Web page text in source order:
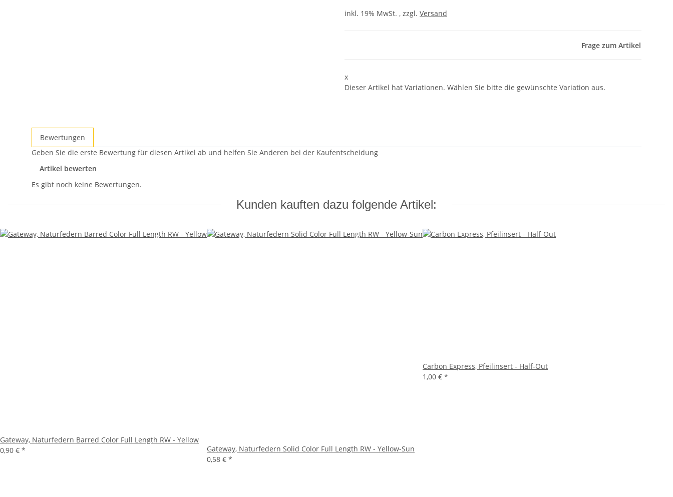
inkl. 19% MwSt. , zzgl. Versand
Frage zum Artikel
x
Dieser Artikel hat Variationen. Wählen Sie bitte die gewünschte Variation aus.
Bewertungen
Geben Sie die erste Bewertung für diesen Artikel ab und helfen Sie Anderen bei der Kaufentscheidung
Artikel bewerten
Es gibt noch keine Bewertungen.
Kunden kauften dazu folgende Artikel:
Gateway, Naturfedern Barred Color Full Length RW - Yellow
0,90 € *
Gateway, Naturfedern Solid Color Full Length RW - Yellow-Sun
0,58 € *
Carbon Express, Pfeilinsert - Half-Out
1,00 € *